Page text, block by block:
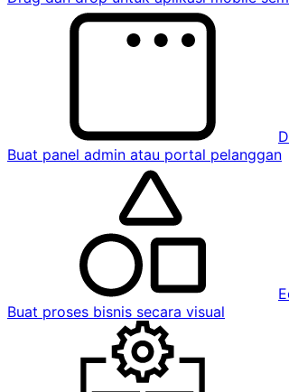
Buat panel admin atau portal pelanggan
Buat proses bisnis secara visual